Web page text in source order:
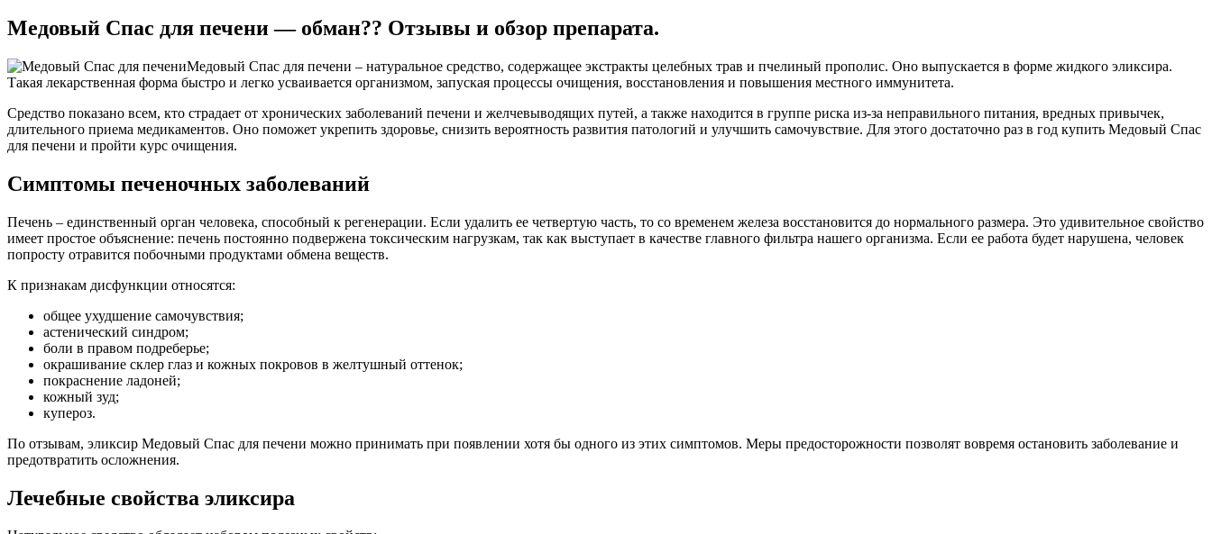
Медовый Спас для печени — обман?? Отзывы и обзор препарата.
Медовый Спас для печени – натуральное средство, содержащее экстракты целебных трав и пчелиный прополис. Оно выпускается в форме жидкого эликсира.
Такая лекарственная форма быстро и легко усваивается организмом, запуская процессы очищения, восстановления и повышения местного иммунитета.
Средство показано всем, кто страдает от хронических заболеваний печени и желчевыводящих путей, а также находится в группе риска из-за неправильного питания, вредных привычек,
длительного приема медикаментов. Оно поможет укрепить здоровье, снизить вероятность развития патологий и улучшить самочувствие. Для этого достаточно раз в год купить Медовый Спас
для печени и пройти курс очищения.
Симптомы печеночных заболеваний
Печень – единственный орган человека, способный к регенерации. Если удалить ее четвертую часть, то со временем железа восстановится до нормального размера. Это удивительное свойство
имеет простое объяснение: печень постоянно подвержена токсическим нагрузкам, так как выступает в качестве главного фильтра нашего организма. Если ее работа будет нарушена, человек
попросту отравится побочными продуктами обмена веществ.
К признакам дисфункции относятся:
общее ухудшение самочувствия;
астенический синдром;
боли в правом подреберье;
окрашивание склер глаз и кожных покровов в желтушный оттенок;
покраснение ладоней;
кожный зуд;
купероз.
По отзывам, эликсир Медовый Спас для печени можно принимать при появлении хотя бы одного из этих симптомов. Меры предосторожности позволят вовремя остановить заболевание и
предотвратить осложнения.
Лечебные свойства эликсира